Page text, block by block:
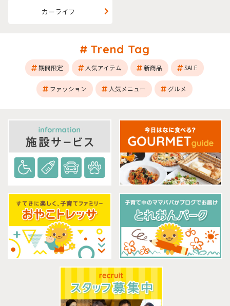
カーライフ
Trend Tag
期間限定 人気アイテム 新商品 SALE
ファッション 人気メニュー グルメ